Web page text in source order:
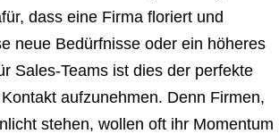
dass eine Firma floriert und
neue Bedürfnisse oder ein höheres
Sales-Teams ist dies der perfekte
aufzunehmen. Denn Firmen,
stehen, wollen oft ihr Momentum